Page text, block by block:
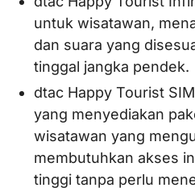
untuk wisatawan,
dan suara yang
tinggal jangka pendek.
dtac Happy Tourist
yang menyediakan
wisatawan yang
membutuhkan akses
tinggi tanpa perlu